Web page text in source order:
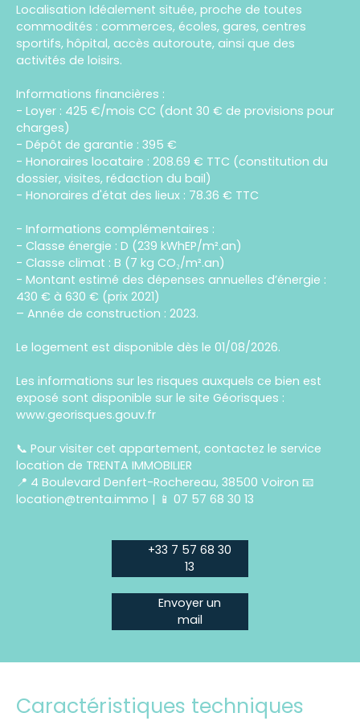
Localisation Idéalement située, proche de toutes
commodités : commerces, écoles, gares, centres
sportifs, hôpital, accès autoroute, ainsi que des
activités de loisirs.
Informations financières :
- Loyer : 425 €/mois CC (dont 30 € de provisions pour
charges)
- Dépôt de garantie : 395 €
- Honoraires locataire : 208.69 € TTC (constitution du
dossier, visites, rédaction du bail)
- Honoraires d'état des lieux : 78.36 € TTC
- Informations complémentaires :
- Classe énergie : D (239 kWhEP/m².an)
- Classe climat : B (7 kg CO₂/m².an)
- Montant estimé des dépenses annuelles d’énergie :
430 € à 630 € (prix 2021)
– Année de construction : 2023.
Le logement est disponible dès le 01/08/2026.
Les informations sur les risques auxquels ce bien est
exposé sont disponible sur le site Géorisques :
www.georisques.gouv.fr
📞 Pour visiter cet appartement, contactez le service
location de TRENTA IMMOBILIER
📍 4 Boulevard Denfert-Rochereau, 38500 Voiron 📧
location@trenta.immo | 📱 07 57 68 30 13
+33 7 57 68 30
13
Envoyer un
mail
Caractéristiques techniques